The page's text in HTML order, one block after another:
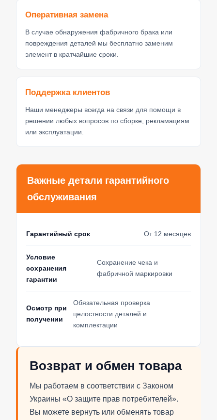
Оперативная замена
В случае обнаружения фабричного брака или
повреждения деталей мы бесплатно заменим
элемент в кратчайшие сроки.
Поддержка клиентов
Наши менеджеры всегда на связи для помощи в
решении любых вопросов по сборке, рекламациям
или эксплуатации.
Важные детали гарантийного
обслуживания
Гарантийный срок От 12 месяцев
Условие
сохранения
гарантии
Сохранение чека и
фабричной маркировки
Осмотр при
получении
Обязательная проверка
целостности деталей и
комплектации
Возврат и обмен товара
Мы работаем в соответствии с Законом
Украины «О защите прав потребителей».
Вы можете вернуть или обменять товар